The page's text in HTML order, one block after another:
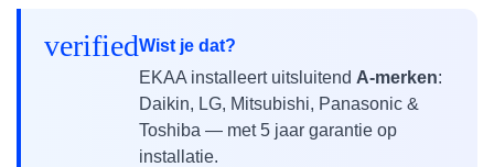
verifiedWist je dat?
EKAA installeert uitsluitend A-merken:
Daikin, LG, Mitsubishi, Panasonic &
Toshiba — met 5 jaar garantie op
installatie.